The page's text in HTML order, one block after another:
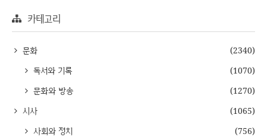
카테고리
문화
(2340)
독서와 기록
(1070)
문화와 방송
(1270)
시사
(1065)
사회와 정치
(756)